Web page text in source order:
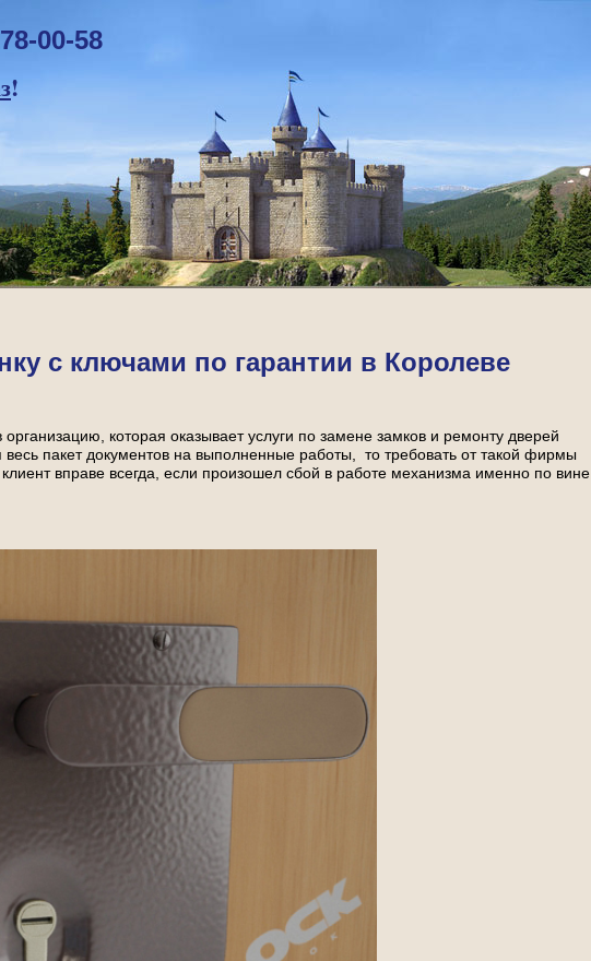
00-58
!
с ключами по гарантии в Королеве
организацию, которая оказывает услуги по замене замков и ремонту дверей
пакет документов на выполненные работы, то требовать от такой фирмы
вправе всегда, если произошел сбой в работе механизма именно по вине